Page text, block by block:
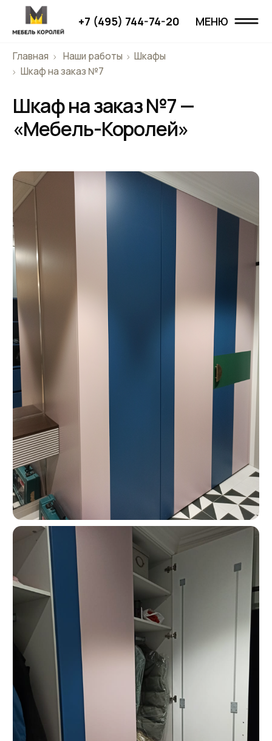
+7 (495) 744-74-20
Наши работы
Проекты
Главная
О компании
Отзывы
Контакты
Москва, ш. Энтузиастов 48/1
+7 (495) 744-74-20
Шкаф на заказ №7
Шкаф на заказ №7 —